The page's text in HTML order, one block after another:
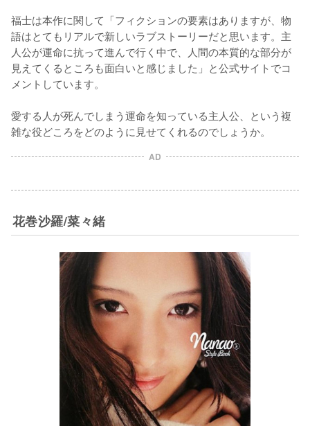
福士は本作に関して「フィクションの要素はありますが、物
語はとてもリアルで新しいラブストーリーだと思います。主
人公が運命に抗って進んで行く中で、人間の本質的な部分が
見えてくるところも面白いと感じました」と公式サイトでコ
メントしています。
愛する人が死んでしまう運命を知っている主人公、という複
雑な役どころをどのように見せてくれるのでしょうか。
AD
花巻沙羅/菜々緒